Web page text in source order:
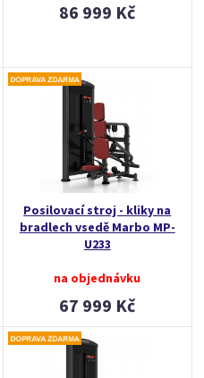
86 999 Kč
Posilovací stroj - kliky na
bradlech vsedě Marbo MP-
U233
na objednávku
67 999 Kč